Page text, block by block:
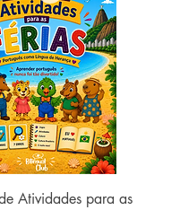
Atividades para as